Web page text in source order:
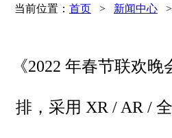
当前位置： 首页> 新闻中心
《2022 年春节联欢
排，采用 XR / AR /